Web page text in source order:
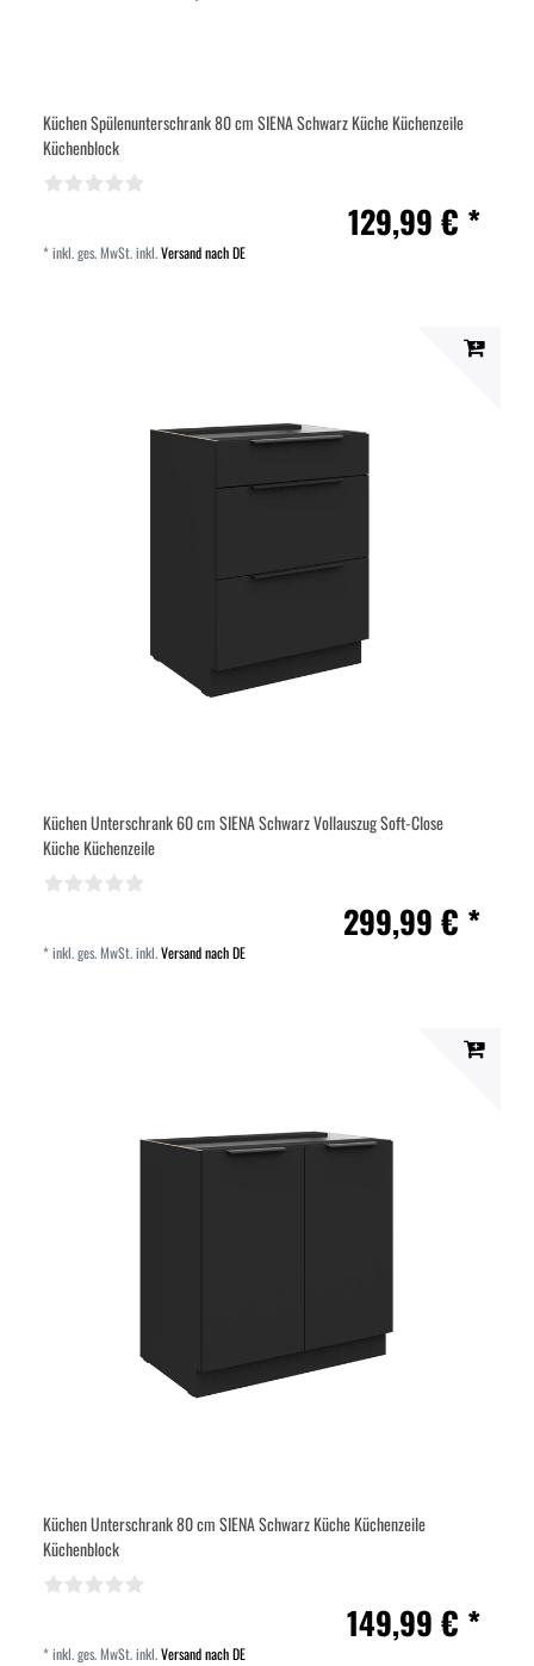
Küchen Spülenunterschrank 80 cm SIENA Schwarz Küche Küchenzeile
Küchenblock
129,99 € *
*inkl. ges. MwSt.inkl.Versand nach DE
Küchen Unterschrank 60 cm SIENA Schwarz Vollauszug Soft-Close
Küche Küchenzeile
299,99 € *
*inkl. ges. MwSt.inkl.Versand nach DE
Küchen Unterschrank 80 cm SIENA Schwarz Küche Küchenzeile
Küchenblock
149,99 € *
*inkl. ges. MwSt.inkl.Versand nach DE